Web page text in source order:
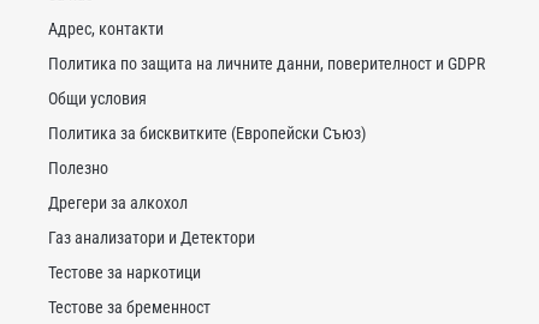
Адрес, контакти
Политика по защита на личните данни, поверителност и GDPR
Общи условия
Политика за бисквитките (Европейски Съюз)
Полезно
Дрегери за алкохол
Газ анализатори и Детектори
Тестове за наркотици
Тестове за бременност